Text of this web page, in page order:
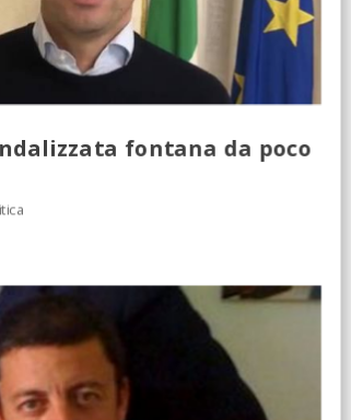
fontana da poco